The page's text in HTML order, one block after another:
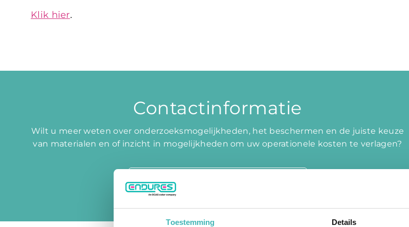
Toestemming Details
Klik hier.
Contactinformatie
Wilt u meer weten over onderzoeksmogelijkheden, het beschermen en de juiste keuze
van materialen en of inzicht in mogelijkheden om uw operationele kosten te verlagen?
DIRECT CONTACT OPNEMEN